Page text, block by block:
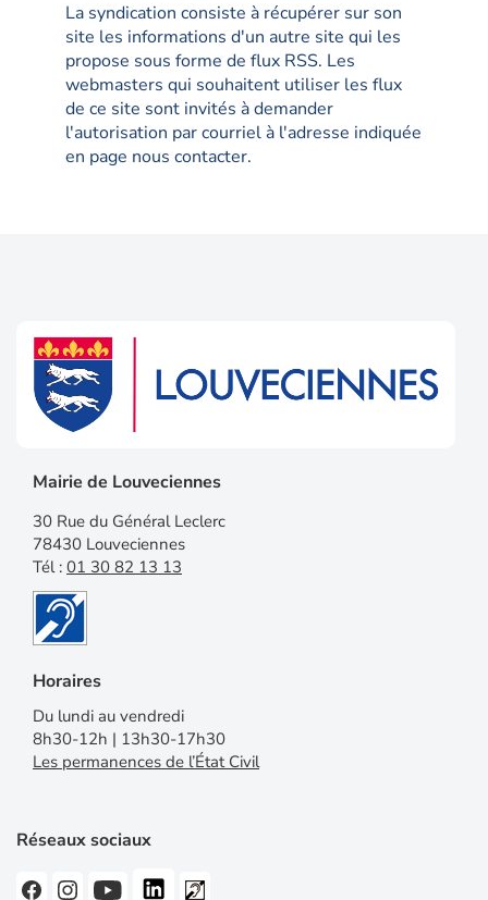
La syndication consiste à récupérer sur son
site les informations d'un autre site qui les
propose sous forme de flux RSS. Les
webmasters qui souhaitent utiliser les flux
de ce site sont invités à demander
l'autorisation par courriel à l'adresse indiquée
en page nous contacter.
Mairie de Louveciennes
30 Rue du Général Leclerc
78430 Louveciennes
Tél : 01 30 82 13 13
Horaires
Du lundi au vendredi
8h30-12h | 13h30-17h30
Les permanences de l’État Civil
Réseaux sociaux